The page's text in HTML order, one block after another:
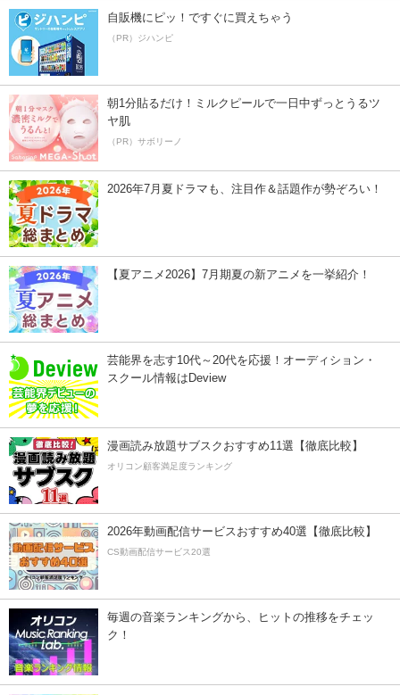
自販機にピッ！ですぐに買えちゃう
（PR）ジハンピ
朝1分貼るだけ！ミルクピールで一日中ずっとうるツ
ヤ肌
（PR）サボリーノ
2026年7月夏ドラマも、注目作＆話題作が勢ぞろい！
【夏アニメ2026】7月期夏の新アニメを一挙紹介！
芸能界を志す10代～20代を応援！オーディション・
スクール情報はDeview
漫画読み放題サブスクおすすめ11選【徹底比較】
オリコン顧客満足度ランキング
2026年動画配信サービスおすすめ40選【徹底比較】
CS動画配信サービス20選
毎週の音楽ランキングから、ヒットの推移をチェッ
ク！